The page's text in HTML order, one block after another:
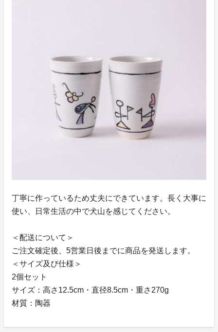
丁寧に作っているため丈夫にできています。長く大事に
使い、日常生活の中で犬山を感じてください。
＜配送について＞
ご注文確定後、5営業日後までに商品を発送します。
＜サイズ及び仕様＞
2個セット
サイズ：高さ12.5cm・直径8.5cm・重さ270g
材質：陶器